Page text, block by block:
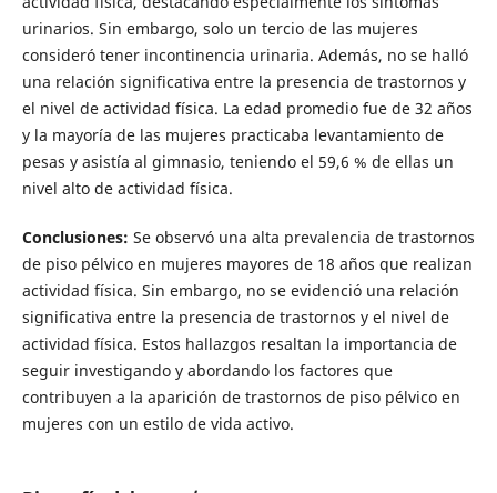
urinarios. Sin embargo, solo un tercio de las mujeres
consideró tener incontinencia urinaria. Además, no se halló
una relación significativa entre la presencia de trastornos y
el nivel de actividad física. La edad promedio fue de 32 años
y la mayoría de las mujeres practicaba levantamiento de
pesas y asistía al gimnasio, teniendo el 59,6 % de ellas un
nivel alto de actividad física.
Conclusiones: Se observó una alta prevalencia de trastornos
de piso pélvico en mujeres mayores de 18 años que realizan
actividad física. Sin embargo, no se evidenció una relación
significativa entre la presencia de trastornos y el nivel de
actividad física. Estos hallazgos resaltan la importancia de
seguir investigando y abordando los factores que
contribuyen a la aparición de trastornos de piso pélvico en
mujeres con un estilo de vida activo.